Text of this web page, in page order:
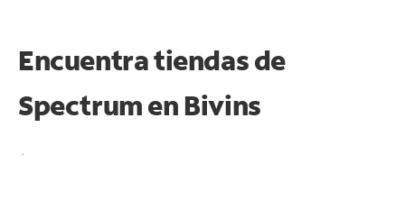
Encuentra tiendas de
Spectrum en Bivins